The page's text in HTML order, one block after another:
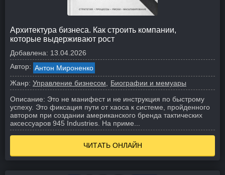
Архитектура бизнеса. Как строить компании,
которые выдерживают рост
Добавлена: 13.04.2026
Автор: Антон Мироненко
Жанр: Управление бизнесом
Биографии и мемуары
Описание: Это не манифест и не инструкция по быстрому
успеху. Это фиксация пути от хаоса к системе, пройденного
автором при создании американского бренда тактических
аксессуаров 945 Industries. На приме...
ЧИТАТЬ ОНЛАЙН